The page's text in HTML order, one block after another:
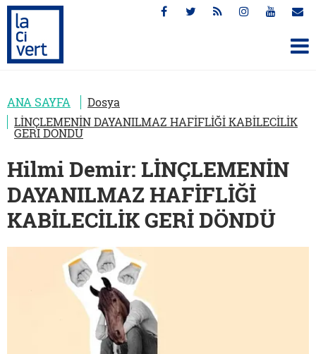
ANA SAYFA
Dosya
LİNÇLEMENİN DAYANILMAZ HAFİFLİĞİ KABİLECİLİK
GERİ DÖNDÜ
Hilmi Demir: LİNÇLEMENİN
DAYANILMAZ HAFİFLİĞİ
KABİLECİLİK GERİ DÖNDÜ